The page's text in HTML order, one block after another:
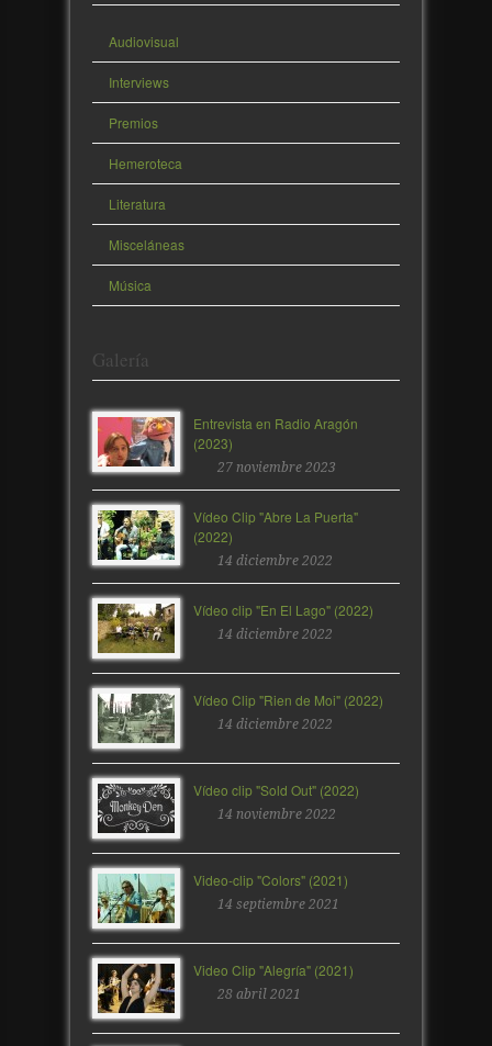
Audiovisual
Interviews
Premios
Hemeroteca
Literatura
Misceláneas
Música
Galería
Entrevista en Radio Aragón
(2023)
27 noviembre 2023
Vídeo Clip "Abre La Puerta"
(2022)
14 diciembre 2022
Vídeo clip "En El Lago" (2022)
14 diciembre 2022
Vídeo Clip "Rien de Moi" (2022)
14 diciembre 2022
Vídeo clip "Sold Out" (2022)
14 noviembre 2022
Video-clip "Colors" (2021)
14 septiembre 2021
Video Clip "Alegría" (2021)
28 abril 2021